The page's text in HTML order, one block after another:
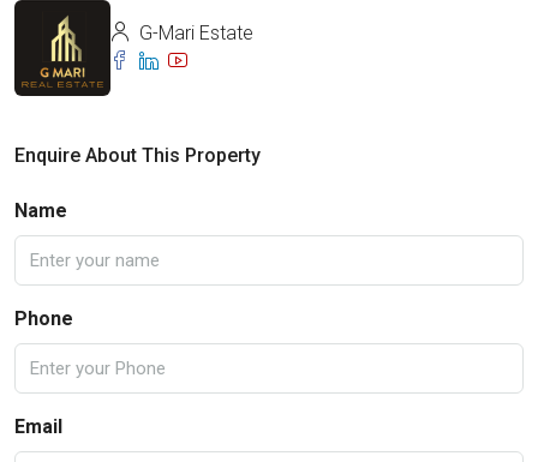
G-Mari Estate
Enquire About This Property
Name
Phone
Email